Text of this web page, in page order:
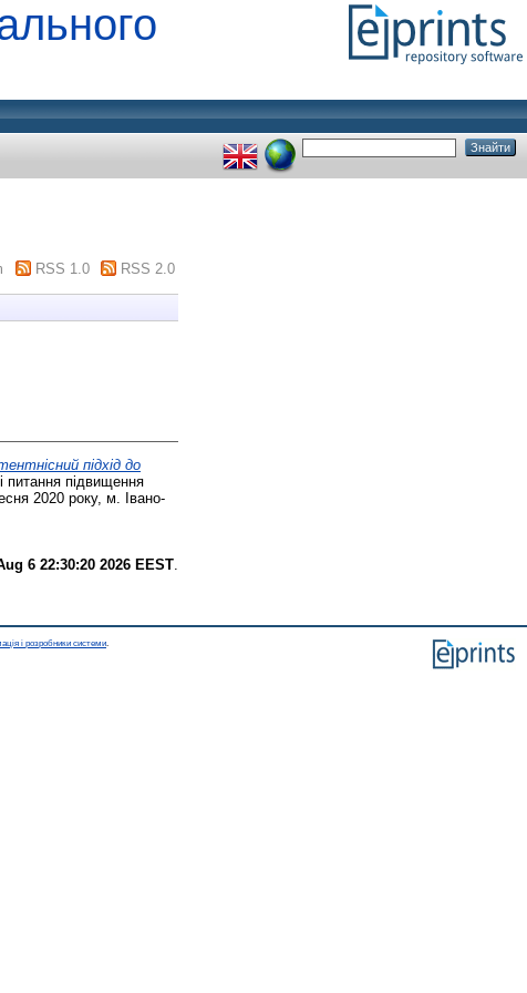
RSS 1.0 RSS 2.0
підхід до
питання підвищення
2020 року, м. Івано-
6 22:30:20 2026 EEST
і розробники системи